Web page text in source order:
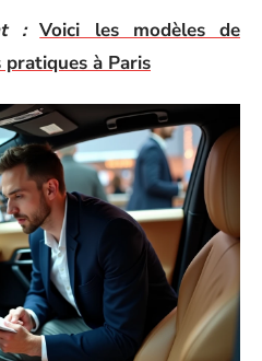
: Voici les modèles de
à Paris